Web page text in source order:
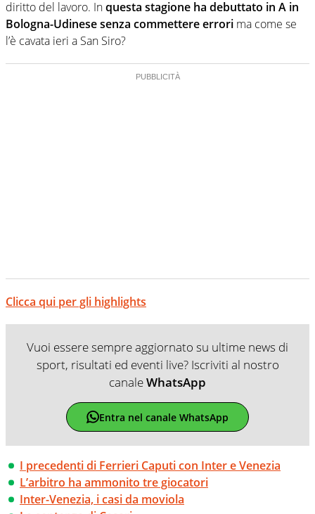
diritto del lavoro. Inquesta stagione ha debuttato in A in
Bologna-Udinese senza commettere errori ma come se
l’è cavata ieri a San Siro?
Clicca qui per gli highlights
Vuoi essere sempre aggiornato su ultime news di
sport, risultati ed eventi live? Iscriviti al nostro
canaleWhatsApp
Entra nel canale WhatsApp
I precedenti di Ferrieri Caputi con Inter e Venezia
L’arbitro ha ammonito tre giocatori
Inter-Venezia, i casi da moviola